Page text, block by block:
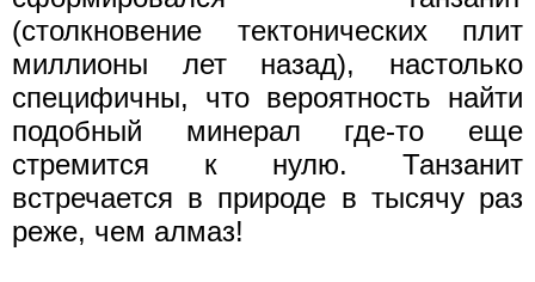
(столкновение тектонических плит
миллионы лет назад), настолько
специфичны, что вероятность найти
подобный минерал где-то еще
стремится к нулю. Танзанит
встречается в природе в тысячу раз
реже, чем алмаз!